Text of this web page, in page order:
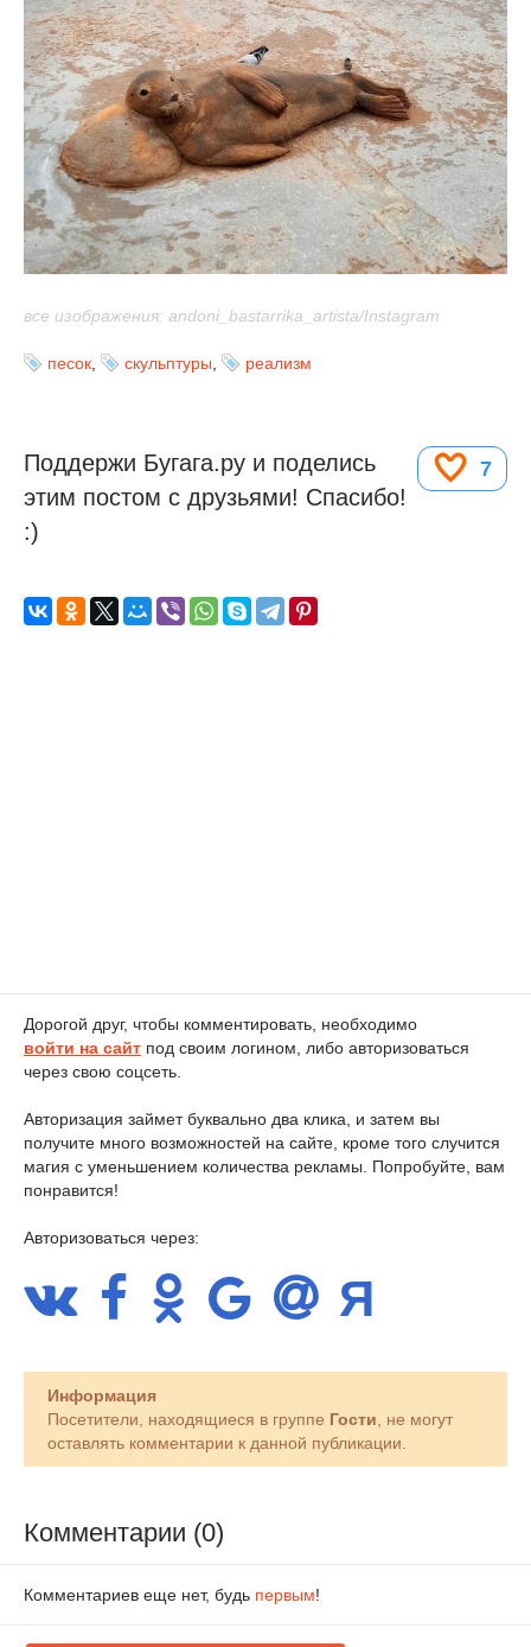
все изображения: andoni_bastarrika_artista/Instagram
песок скульптуры реализм
7
Поддержи Бугага.ру и поделись
этим постом с друзьями! Спасибо!
:)
Дорогой друг, чтобы комментировать, необходимо
войти на сайт под своим логином, либо авторизоваться
через свою соцсеть.
Авторизация займет буквально два клика, и затем вы
получите много возможностей на сайте, кроме того случится
магия с уменьшением количества рекламы. Попробуйте, вам
понравится!
Авторизоваться через:
Информация
Посетители, находящиеся в группе Гости , не могут
оставлять комментарии к данной публикации.
Комментарии (0)
Комментариев еще нет, будь первым!